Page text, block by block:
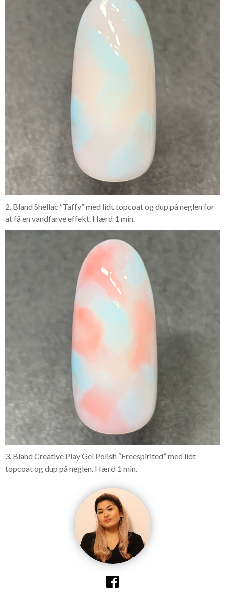
2. Bland Shellac “Taffy” med lidt topcoat og dup på neglen for
at få en vandfarve effekt. Hærd 1 min.
3. Bland Creative Play Gel Polish “Freespirited” med lidt
topcoat og dup på neglen. Hærd 1 min.